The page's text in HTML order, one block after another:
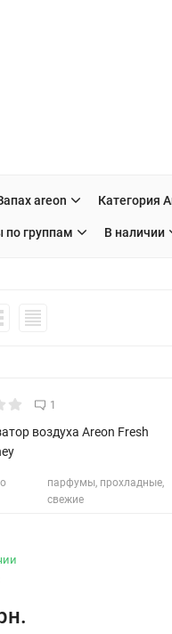
areon Категория
группам В наличии
1
воздуха Areon Fresh
парфумы, прохладные,
свежие